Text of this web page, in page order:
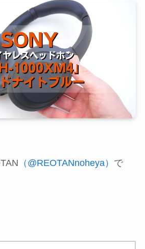
（@REOTANnoheya） で